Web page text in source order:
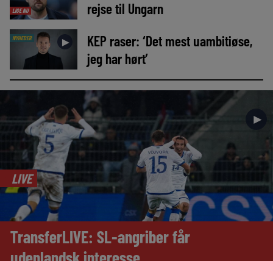
LIGE NU
rejse til Ungarn
NYHEDER ►
KEP raser: ‘Det mest uambitiøse,
jeg har hørt’
►
LIVE
TransferLIVE: SL-angriber får